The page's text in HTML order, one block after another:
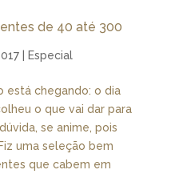
de 40 até 300
| Especial
está chegando: o dia
o que vai dar para
se anime, pois
uma seleção bem
que cabem em